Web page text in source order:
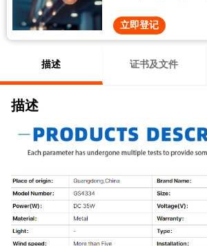
立即登记
描述 证书及文件
描述